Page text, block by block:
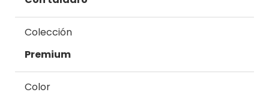
Colección
Premium
Color